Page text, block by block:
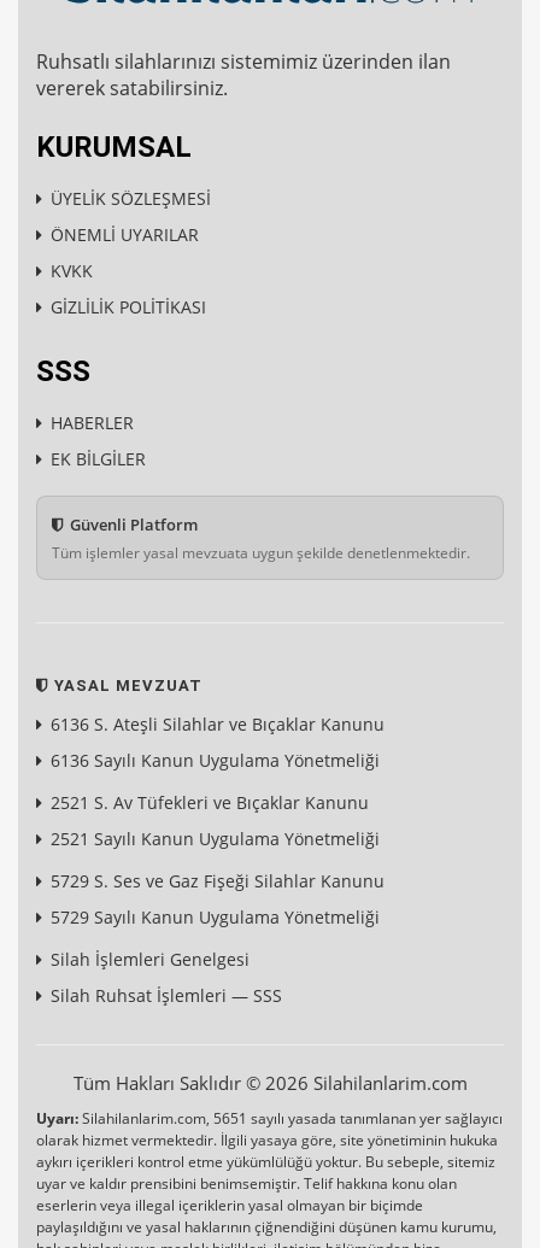
Ruhsatlı silahlarınızı sistemimiz üzerinden ilan
vererek satabilirsiniz.
KURUMSAL
ÜYELİK SÖZLEŞMESİ
ÖNEMLİ UYARILAR
KVKK
GİZLİLİK POLİTİKASI
SSS
HABERLER
EK BİLGİLER
Güvenli Platform
Tüm işlemler yasal mevzuata uygun şekilde denetlenmektedir.
YASAL MEVZUAT
6136 S. Ateşli Silahlar ve Bıçaklar Kanunu
6136 Sayılı Kanun Uygulama Yönetmeliği
2521 S. Av Tüfekleri ve Bıçaklar Kanunu
2521 Sayılı Kanun Uygulama Yönetmeliği
5729 S. Ses ve Gaz Fişeği Silahlar Kanunu
5729 Sayılı Kanun Uygulama Yönetmeliği
Silah İşlemleri Genelgesi
Silah Ruhsat İşlemleri — SSS
Tüm Hakları Saklıdır © 2026 Silahilanlarim.com
Uyarı:Silahilanlarim.com, 5651 sayılı yasada tanımlanan yer sağlayıcı
olarak hizmet vermektedir. İlgili yasaya göre, site yönetiminin hukuka
aykırı içerikleri kontrol etme yükümlülüğü yoktur. Bu sebeple, sitemiz
uyar ve kaldır prensibini benimsemiştir. Telif hakkına konu olan
eserlerin veya illegal içeriklerin yasal olmayan bir biçimde
paylaşıldığını ve yasal haklarının çiğnendiğini düşünen kamu kurumu,